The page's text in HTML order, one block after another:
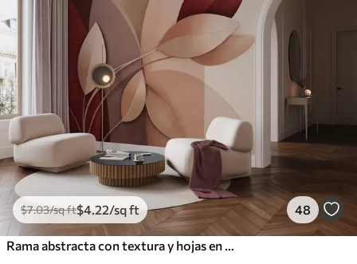
$7.03/sq ft$4.22/sq ft 48